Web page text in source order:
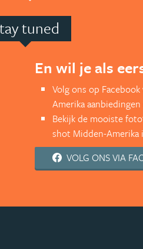
tuned
En wil je als
Volg ons op
Amerika
Bekijk de mooiste
shot Midden-Amerika
VOLG ONS VIA